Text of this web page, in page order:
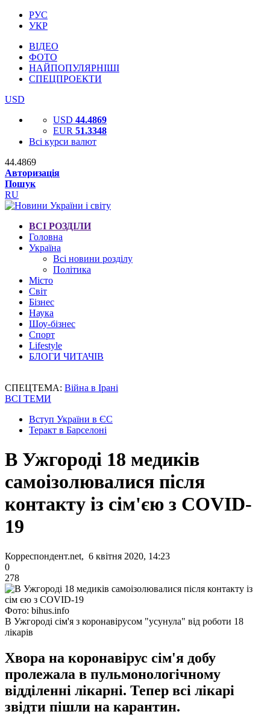
РУС
УКР
ВІДЕО
ФОТО
НАЙПОПУЛЯРНІШІ
СПЕЦПРОЕКТИ
USD
USD 44.4869
EUR 51.3348
Всі курси валют
44.4869
Авторизація
Пошук
RU
ВСІ РОЗДІЛИ
Головна
Україна
Всі новини розділу
Політика
Місто
Світ
Бізнес
Наука
Шоу-бізнес
Спорт
Lifestyle
БЛОГИ ЧИТАЧІВ
СПЕЦТЕМА: Війна в Ірані
ВСІ ТЕМИ
Вступ України в ЄС
Теракт в Барселоні
В Ужгороді 18 медиків
самоізолювалися після
контакту із сім'єю з COVID-
19
Корреспондент.net, 6 квітня 2020, 14:23
0
278
Фото: bihus.info
В Ужгороді сім'я з коронавірусом "усунула" від роботи 18
лікарів
Хвора на коронавірус сім'я добу
пролежала в пульмонологічному
відділенні лікарні. Тепер всі лікарі
звідти пішли на карантин.